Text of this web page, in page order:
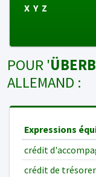
X Y Z
POUR '
ALLEMAND :
Expressions
crédit
crédit de